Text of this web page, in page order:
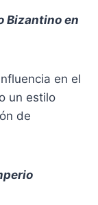
Bizantino en
en el
un estilo
de